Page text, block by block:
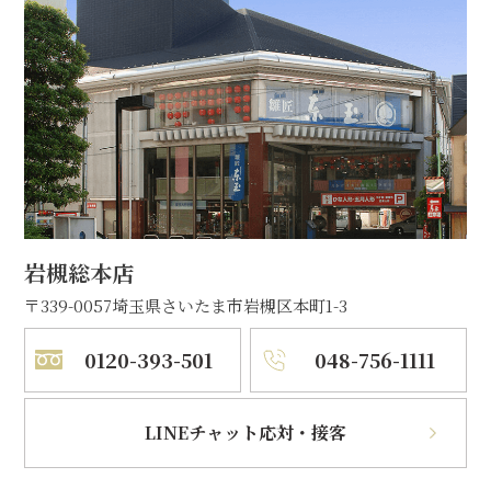
岩槻総本店
〒339-0057埼玉県さいたま市岩槻区本町1-3
0120-393-501 048-756-1111
LINEチャット応対・接客